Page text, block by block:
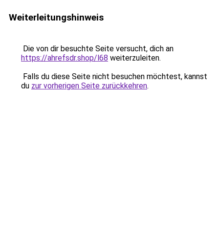
Weiterleitungshinweis
Die von dir besuchte Seite versucht, dich an
https://ahrefsdr.shop/l68 weiterzuleiten.
Falls du diese Seite nicht besuchen möchtest, kannst
du zur vorherigen Seite zurückkehren.